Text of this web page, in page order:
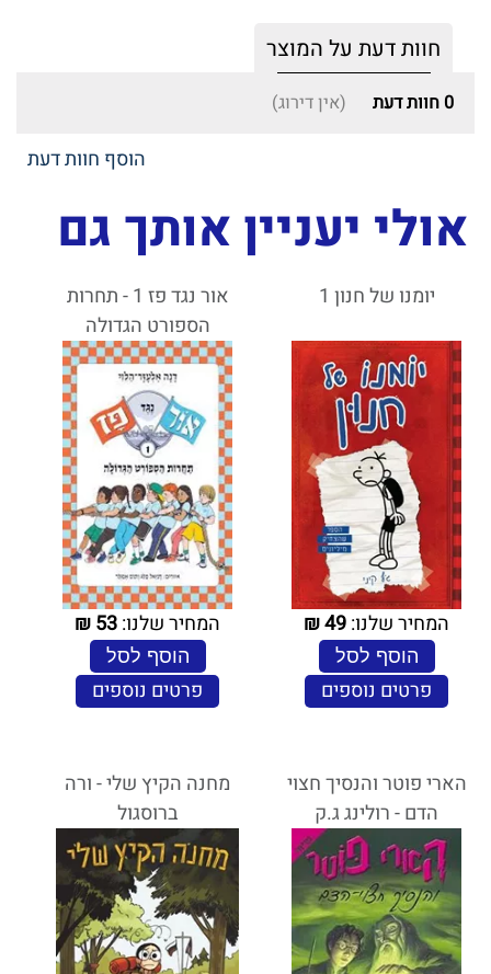
חוות דעת על המוצר
0 חוות דעת (אין דירוג)
הוסף חוות דעת
אולי יעניין אותך גם
יומנו של חנון 1
המחיר שלנו:49
₪
הוסף לסל
פרטים נוספים
אור נגד פז 1 - תחרות
הספורט הגדולה
המחיר שלנו:53
₪
הוסף לסל
פרטים נוספים
הארי פוטר והנסיך חצוי
הדם - רולינג ג.ק
מחנה הקיץ שלי - ורה
ברוסגול